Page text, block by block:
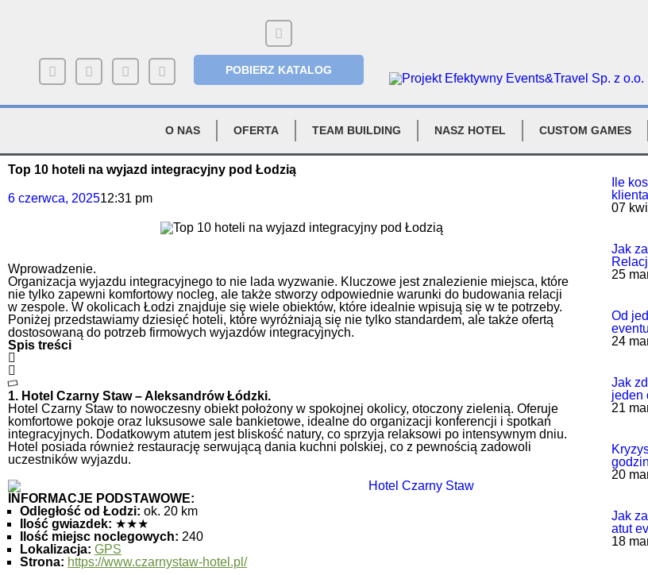
POBIERZ KATALOG
O NAS OFERTA TEAM BUILDING NASZ HOTEL CUSTOM GAMES
Top 10 hoteli na wyjazd integracyjny pod Łodzią
6 czerwca, 202512:31 pm
Wprowadzenie.
Organizacja wyjazdu integracyjnego to nie lada wyzwanie. Kluczowe jest znalezienie miejsca, które
nie tylko zapewni komfortowy nocleg, ale także stworzy odpowiednie warunki do budowania relacji
w zespole. W okolicach Łodzi znajduje się wiele obiektów, które idealnie wpisują się w te potrzeby.
Poniżej przedstawiamy dziesięć hoteli, które wyróżniają się nie tylko standardem, ale także ofertą
dostosowaną do potrzeb firmowych wyjazdów integracyjnych.
Spis treści
1. Hotel Czarny Staw – Aleksandrów Łódzki.
Hotel Czarny Staw to nowoczesny obiekt położony w spokojnej okolicy, otoczony zielenią. Oferuje
komfortowe pokoje oraz luksusowe sale bankietowe, idealne do organizacji konferencji i spotkań
integracyjnych. Dodatkowym atutem jest bliskość natury, co sprzyja relaksowi po intensywnym dniu.
Hotel posiada również restaurację serwującą dania kuchni polskiej, co z pewnością zadowoli
uczestników wyjazdu.
INFORMACJE PODSTAWOWE:
Odległość od Łodzi: ok. 20 km
Ilość gwiazdek: ★★★
Ilość miejsc noclegowych: 240
Lokalizacja: GPS
Strona: https://www.czarnystaw-hotel.pl/
Ile
07
Jak
25
Od
24
Jak
jeden
21
20
Jak
atut
18